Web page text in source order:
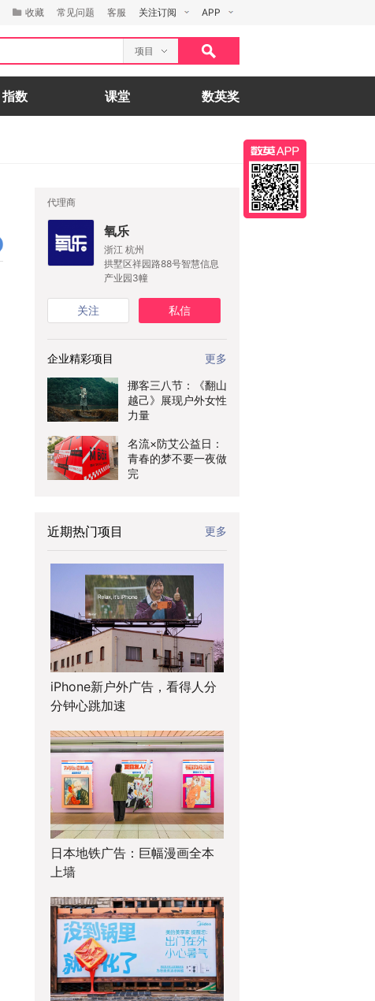
收藏 常见问题 客服 关注订阅 APP
项目
指数 课堂 数英奖
代理商
氧乐
浙江 杭州
拱墅区祥园路88号智慧信息
产业园3幢
关注 私信
企业精彩项目 更多
挪客三八节：《翻山
越己》展现户外女性
力量
名流×防艾公益日：
青春的梦不要一夜做
完
近期热门项目 更多
iPhone新户外广告，看得人分
分钟心跳加速
日本地铁广告：巨幅漫画全本
上墙